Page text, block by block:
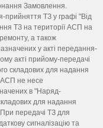
Замовлення.
ТЗ у графі "Від
ТЗ на території АСП на
а також
у акті передання-
акті прийому-передачі
складових для надання
АСП не несе
в "Наряд-
для надання
При передачі ТЗ для
сигналізацію та